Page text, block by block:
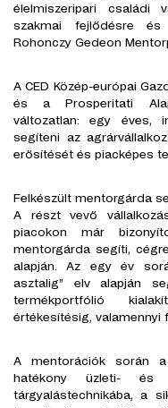
élelmiszeripari családi
szakmai fejlődésre
Rohonczy Gedeon
A CED Közép-európai
és a Prosperitati
változatlan: egy éves,
segíteni az
erősítését és piacképes
Felkészült mentorgárda
A részt vevő
piacokon már
mentorgárda segíti,
alapján. Az egy év
asztalig” elv alapján
termékportfólió
értékesítésig, valamennyi
A mentorációk során
hatékony üzleti- és
tárgyalástechnikába, a